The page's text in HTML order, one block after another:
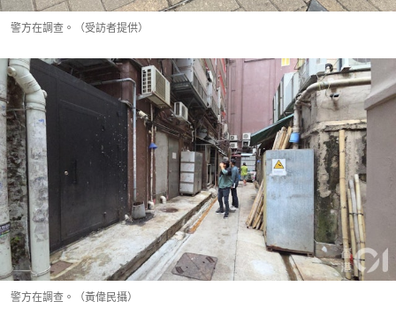
警方在調查。（受訪者提供）
警方在調查。（黃偉民攝）